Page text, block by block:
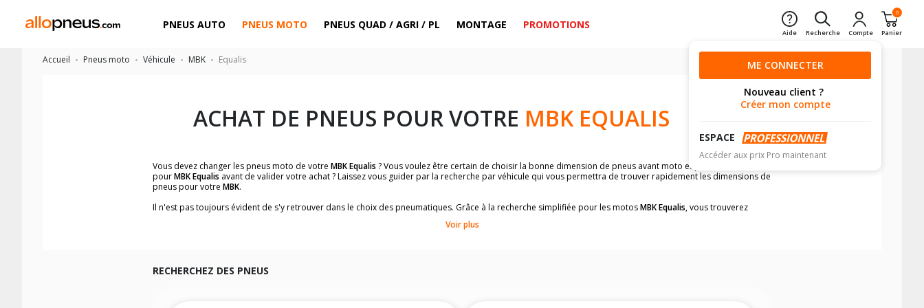
PNEUS AUTO PNEUS MOTO PNEUS QUAD / AGRI / PL MONTAGE PROMOTIONS
Aide Recherche Compte
0
Panier
ME CONNECTER
Nouveau client ?
Créer mon compte
ESPACE
Accéder aux prix Pro maintenant
Accueil Pneus moto Véhicule MBK Equalis
ACHAT DE PNEUS POUR VOTRE MBK EQUALIS
Vous devez changer les pneus moto de votre MBK Equalis ? Vous voulez être certain de choisir la bonne dimension de pneus avant moto et pneus arrière moto
pourMBK Equalis avant de valider votre achat ? Laissez vous guider par la recherche par véhicule qui vous permettra de trouver rapidement les dimensions de
pneus pour votre MBK.
Il n'est pas toujours évident de s'y retrouver dans le choix des pneumatiques. Grâce à la recherche simplifiée pour les motosMBK Equalis, vous trouverez
Vous ne savez pas comment trouver les dimensions de vos pneus ? Ces informations sont indiquées sur le flanc des pneumatiques, dans le carnet de bord de
facilement.
Voir plus
RECHERCHEZ DES PNEUS